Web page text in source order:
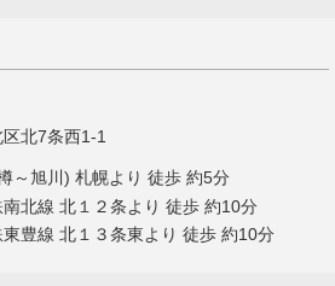
北7条西1-1
～旭川) 札幌より 徒歩 約5分
北線 北１２条より 徒歩 約10分
豊線 北１３条東より 徒歩 約10分